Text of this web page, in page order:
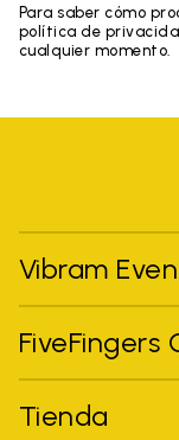
Para saber cómo
política de
cualquier momento.
Vibram
FiveFingers
Tienda